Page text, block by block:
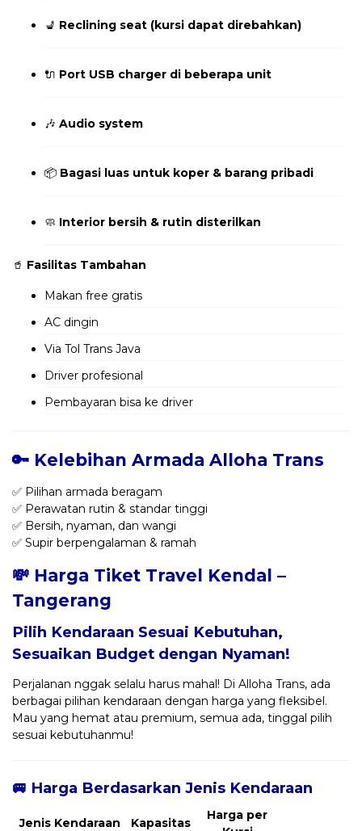
💺 Reclining seat (kursi dapat direbahkan)
🔌 Port USB charger di beberapa unit
🎶 Audio system
📦 Bagasi luas untuk koper & barang pribadi
🧼 Interior bersih & rutin disterilkan
🥤 Fasilitas Tambahan
Makan free gratis
AC dingin
Via Tol Trans Java
Driver profesional
Pembayaran bisa ke driver
🔑 Kelebihan Armada Alloha Trans
✅ Pilihan armada beragam
✅ Perawatan rutin & standar tinggi
✅ Bersih, nyaman, dan wangi
✅ Supir berpengalaman & ramah
💸 Harga Tiket Travel Kendal –
Tangerang
Pilih Kendaraan Sesuai Kebutuhan,
Sesuaikan Budget dengan Nyaman!
Perjalanan nggak selalu harus mahal! Di Alloha Trans, ada
berbagai pilihan kendaraan dengan harga yang fleksibel.
Mau yang hemat atau premium, semua ada, tinggal pilih
sesuai kebutuhanmu!
🚐 Harga Berdasarkan Jenis Kendaraan
Jenis Kendaraan Kapasitas
Harga per